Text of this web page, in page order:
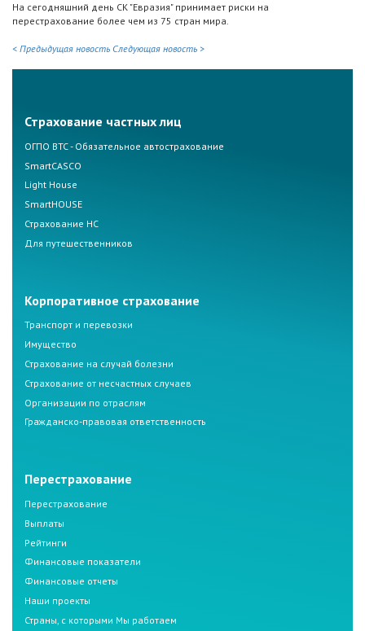
На сегодняшний день СК "Евразия" принимает риски на
перестрахование более чем из 75 стран мира.
< Предыдущая новость Следующая новость >
Страхование частных лиц
ОГПО ВТС - Обязательное автострахование
SmartCASCO
Light House
SmartHOUSE
Страхование НС
Для путешественников
Корпоративное страхование
Транспорт и перевозки
Имущество
Страхование на случай болезни
Страхование от несчастных случаев
Организации по отраслям
Гражданско-правовая ответственность
Перестрахование
Перестрахование
Выплаты
Рейтинги
Финансовые показатели
Финансовые отчеты
Наши проекты
Страны, с которыми Мы работаем